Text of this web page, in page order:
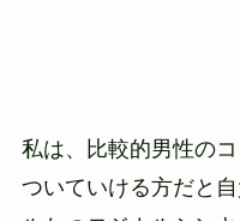
私は、比較的男性の
ついていける方だと